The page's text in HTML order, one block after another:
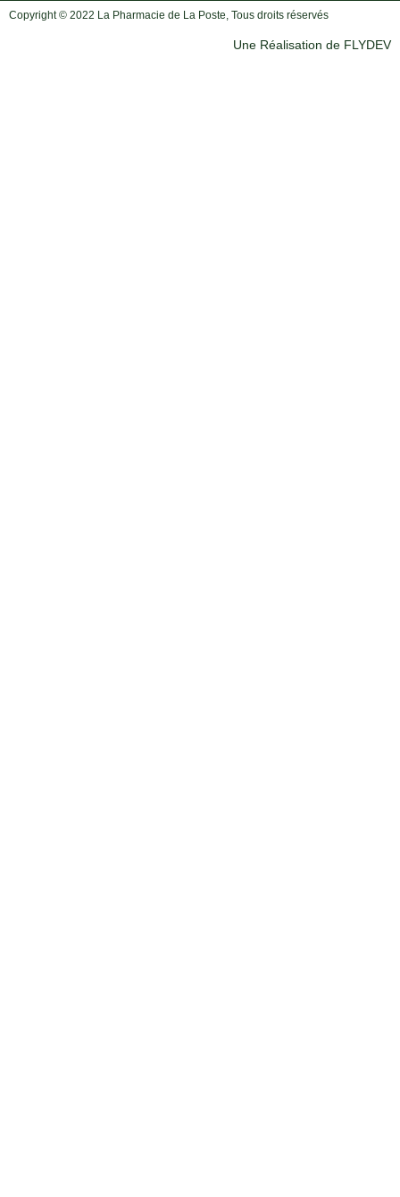
Copyright © 2022 La Pharmacie de La Poste, Tous droits réservés
Une Réalisation de FLYDEV